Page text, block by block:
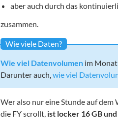
aber auch durch das
zusammen.
Wie viele Daten?
Wie viel Datenvolumen im
Darunter auch,wie viel
Wer also nur eine Stunde auf
die FY scrollt, ist locker 16 GB